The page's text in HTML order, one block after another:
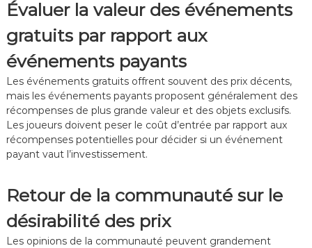
Évaluer la valeur des événements
gratuits par rapport aux
événements payants
Les événements gratuits offrent souvent des prix décents,
mais les événements payants proposent généralement des
récompenses de plus grande valeur et des objets exclusifs.
Les joueurs doivent peser le coût d’entrée par rapport aux
récompenses potentielles pour décider si un événement
payant vaut l’investissement.
Retour de la communauté sur le
désirabilité des prix
Les opinions de la communauté peuvent grandement